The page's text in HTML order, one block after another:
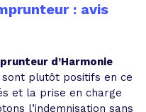
: avis
d’Harmonie
plutôt positifs en ce
et la prise en charge
l’indemnisation sans